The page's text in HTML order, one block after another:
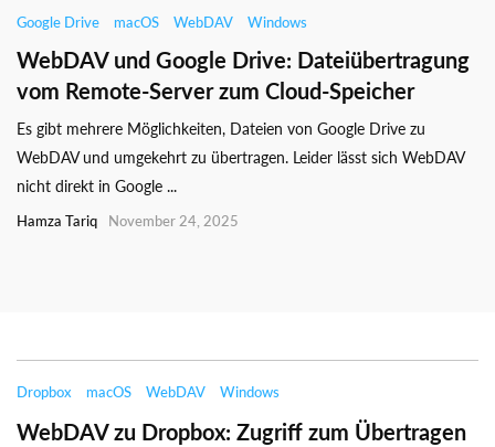
Google Drive macOS WebDAV Windows
WebDAV und Google Drive: Dateiübertragung
vom Remote-Server zum Cloud-Speicher
Es gibt mehrere Möglichkeiten, Dateien von Google Drive zu
WebDAV und umgekehrt zu übertragen. Leider lässt sich WebDAV
nicht direkt in Google ...
Hamza Tariq November 24, 2025
Dropbox macOS WebDAV Windows
WebDAV zu Dropbox: Zugriff zum Übertragen